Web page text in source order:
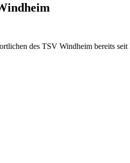
des TSV Windheim bereits